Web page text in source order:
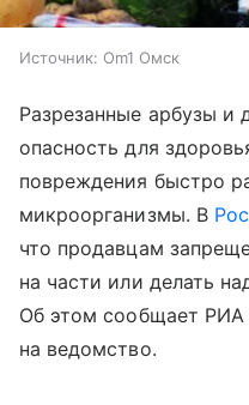
Источник: Om1 Омск
Разрезанные арбузы и
опасность для
повреждения быстро
микроорганизмы. В
что продавцам
на части или делать
Об этом сообщает
на ведомство.